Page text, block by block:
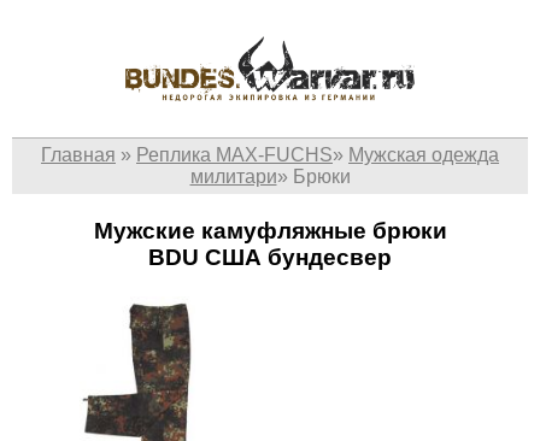
Главная » Реплика MAX-FUCHS» Мужская одежда
милитари» Брюки
Мужские камуфляжные брюки
BDU США бундесвер